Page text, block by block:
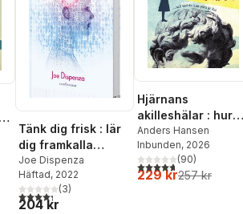
antal röster:
Tänk dig frisk : lär
dig framkalla
placeboeffekten
med dina tankar
och läk dig själv
Joe Dispenza
Häftad, 2022
4,3utav 5 stjärnor. Totalt antal röster:
(3)
204 kr
Hjärnans
akilleshälar : hur
din hjärna lurar
och vad du kan
göra åt det
Anders Hansen
Inbunden, 2026
4,7utav 5 stjärnor.
(90)
229 kr257 kr